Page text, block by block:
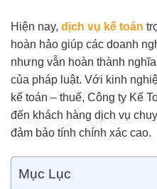
Hiện nay, dịch vụ kế toán
hoàn hảo giúp các doanh
nhưng vẫn hoàn thành
của pháp luật. Với kinh
kế toán – thuế, Công ty Kế
đến khách hàng dịch vụ
đảm bảo tính chính xác cao.
Mục Lục